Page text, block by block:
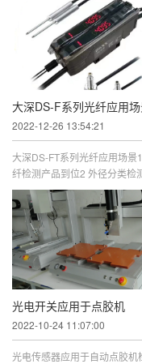
大深DS-F系列光纤应用
2022-12-26 13:54:21
大深DS-FT系列光纤应用场景
纤检测产品到位2 外径分类检
垫片有无4 检测传送带落下的
光电开关应用于点胶机
2022-10-24 11:07:00
光电传感器应用于自动点胶机